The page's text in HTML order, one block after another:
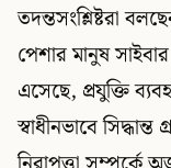
তদন্তসংশ্লিষ্টরা
পেশার মানুষ
এসেছে, প্রযুক্তি
স্বাধীনভাবে